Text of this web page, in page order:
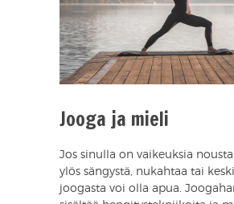
Jooga ja mieli
Jos sinulla on vaikeuksia
ylös sängystä, nukahtaa tai
joogasta voi olla apua.